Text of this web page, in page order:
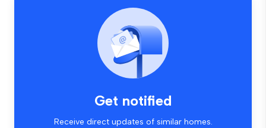
Get notified
Receive direct updates of similar homes.